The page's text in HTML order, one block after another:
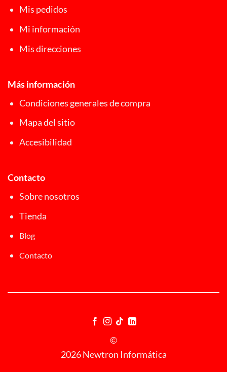
Mis pedidos
Mi información
Mis direcciones
Más información
Condiciones generales de compra
Mapa del sitio
Accesibilidad
Contacto
Sobre nosotros
Tienda
Blog
Contacto
©
2026 Newtron Informática